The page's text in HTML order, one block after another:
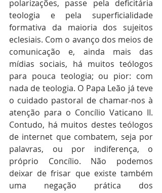
polarizações, passe pela deficitária
teologia e pela superficialidade
formativa da maioria dos sujeitos
eclesiais. Com o avanço dos meios de
comunicação e, ainda mais das
mídias sociais, há muitos teólogos
para pouca teologia; ou pior: com
nada de teologia. O Papa Leão já teve
o cuidado pastoral de chamar-nos à
atenção para o Concílio Vaticano II.
Contudo, há muitos destes teólogos
de internet que combatem, seja por
palavras, ou por indiferença, o
próprio Concílio. Não podemos
deixar de frisar que existe também
uma negação prática dos